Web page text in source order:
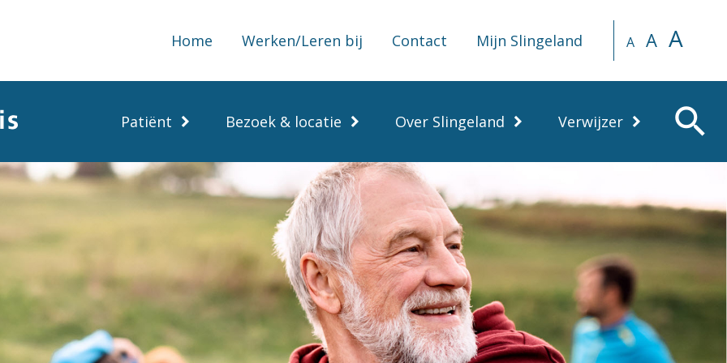
Home Werken/Leren bij Contact Mijn Slingeland A A A
Patiënt Bezoek & locatie Over Slingeland Verwijzer search